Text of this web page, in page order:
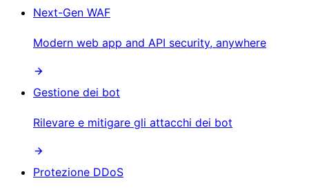
Next-Gen WAF
Modern web app and API security, anywhere
Gestione dei bot
Rilevare e mitigare gli attacchi dei bot
Protezione DDoS